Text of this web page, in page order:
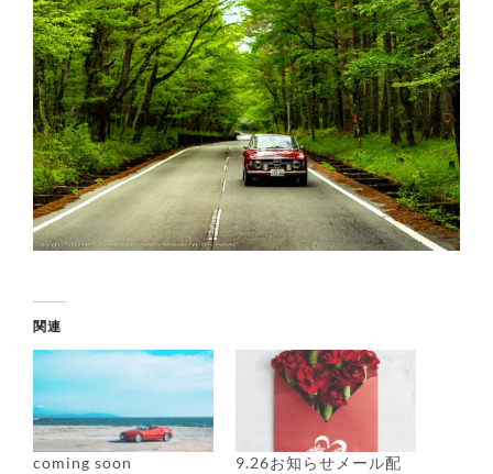
関連
coming soon
9.26お知らせメール配